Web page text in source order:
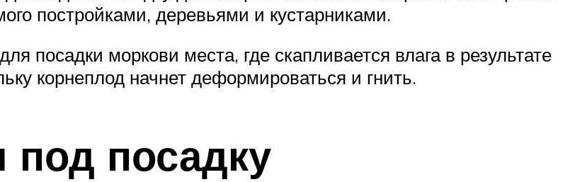
постройками, деревьями и кустарниками.
посадки моркови места, где скапливается влага в результате
корнеплод начнет деформироваться и гнить.
под посадку